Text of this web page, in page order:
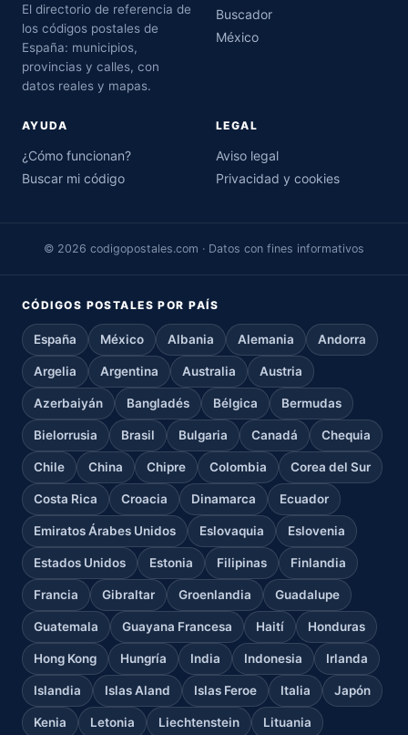
El directorio de referencia de
los códigos postales de
España: municipios,
provincias y calles, con
datos reales y mapas.
Buscador
México
AYUDA
¿Cómo funcionan?
Buscar mi código
LEGAL
Aviso legal
Privacidad y cookies
© 2026 codigopostales.com · Datos con fines informativos
CÓDIGOS POSTALES POR PAÍS
España México Albania Alemania Andorra
Argelia Argentina Australia Austria
Azerbaiyán Bangladés Bélgica Bermudas
Bielorrusia Brasil Bulgaria Canadá Chequia
Chile China Chipre Colombia Corea del Sur
Costa Rica Croacia Dinamarca Ecuador
Emiratos Árabes Unidos Eslovaquia Eslovenia
Estados Unidos Estonia Filipinas Finlandia
Francia Gibraltar Groenlandia Guadalupe
Guatemala Guayana Francesa Haití Honduras
Hong Kong Hungría India Indonesia Irlanda
Islandia Islas Aland Islas Feroe Italia Japón
Kenia Letonia Liechtenstein Lituania